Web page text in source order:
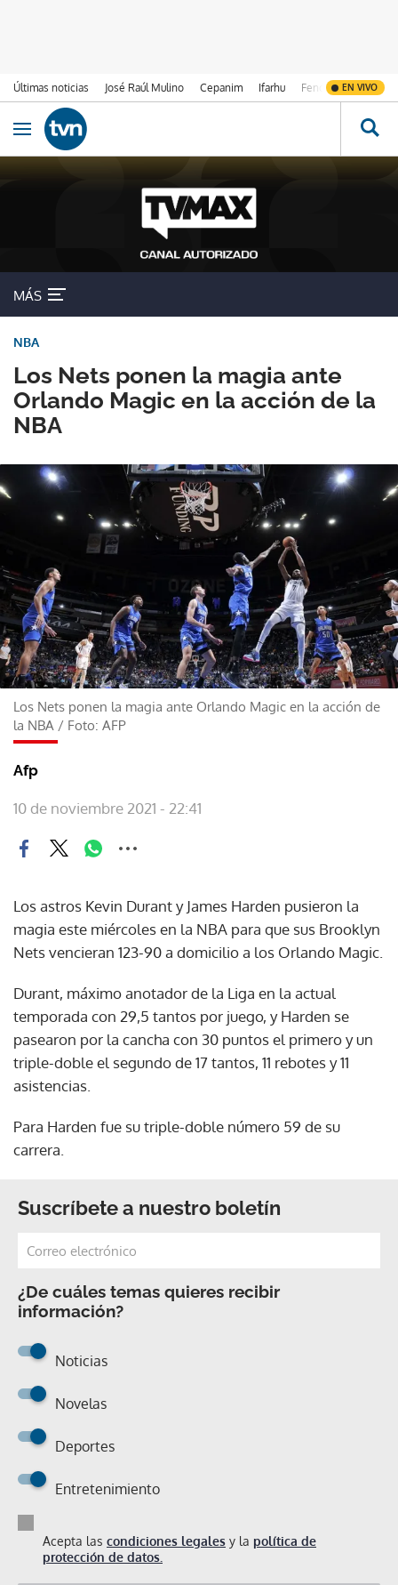
Últimas noticias José Raúl Mulino Cepanim Ifarhu Fenómeno de El
EN VIVO
Ir al contenido
Obrir navegació
MÁS
Los Nets ponen la magia ante
Orlando Magic en la acción de la
NBA
NBA
Los Nets ponen la magia ante Orlando Magic en la acción de
la NBA / Foto: AFP
Afp
10 de noviembre 2021 - 22:41
Los astros Kevin Durant y James Harden pusieron la
magia este miércoles en la NBA para que sus Brooklyn
Nets vencieran 123-90 a domicilio a los Orlando Magic.
Durant, máximo anotador de la Liga en la actual
temporada con 29,5 tantos por juego, y Harden se
pasearon por la cancha con 30 puntos el primero y un
triple-doble el segundo de 17 tantos, 11 rebotes y 11
asistencias.
Para Harden fue su triple-doble número 59 de su
carrera.
Suscríbete a nuestro boletín
¿De cuáles temas quieres recibir
información?
Noticias
Novelas
Deportes
Entretenimiento
Acepta las condiciones legales y la política de
protección de datos.